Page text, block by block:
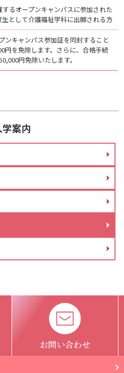
るオープンキャンパスに参加された
生として介護福祉学科に出願される方
ンキャンパス参加証を同封すること
円を免除します。さらに、合格手続
円免除いたします。
学案内
お問い合わせ